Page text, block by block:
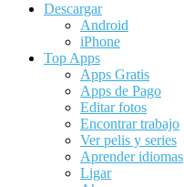
Descargar
Android
iPhone
Top Apps
Apps Gratis
Apps de Pago
Editar fotos
Encontrar trabajo
Ver pelis y series
Aprender idiomas
Ligar